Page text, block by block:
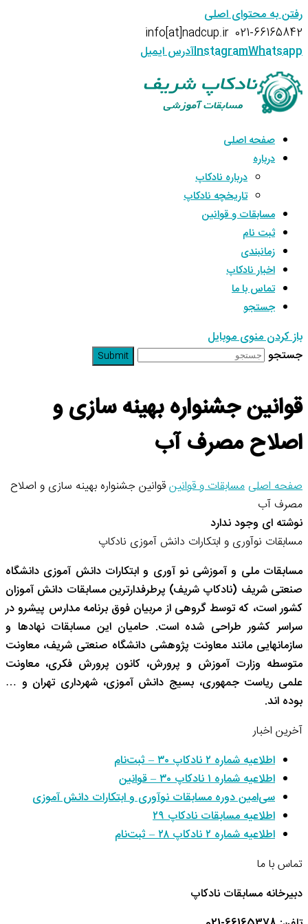
رفتن به محتوای اصلی
021-66165842
info[at]nadcup.ir
InstagramWhatsapp آدرس ایمیل
صفحه اصلی
درباره
درباره نادکاپ
تاریخچه نادکاپ
مسابقات و قوانین
ثبت نام
زمانبندی
اخبار نادکاپ
تماس با ما
جستجو
باز کردن منوی موبایل
جستجو
Submit
قوانین جشنواره بهینه سازی و
اصلاح مصرف آب
صفحه اصلی مسابقات و قوانینقوانین جشنواره بهینه سازی و اصلاح
مصرف آب
نوشته ای وجود ندارد
مسابقات نوآوری و ابتکارات دانش آموزی نادکاپ
مسابقات ملی و آموزشی نو آوری و ابتکارات دانش آموزی دانشگاه
صنعتی شریف (نادکاپ شریف) پرطرفدارترین مسابقات دانش آموزان
کشور است، که توسط گروهی از مربیان فوق برنامه مدارس پیشرو در
سراسر کشور طراحی شده است. حامیان این مسابقات نهادها و
سازمانهایی مانند معاونت پژوهشی دانشگاه صنعتی شریف، معاونت
متوسطه وزارت آموزش و پرورش، کانون پرورش فکری، معاونت
علمی ریاست جمهوری، بسیج دانش آموزی، شهرداری تهران و …
بوده اند.
آخرین اخبار
اطلاعیه شماره ۲ نادکاپ ۳۰ – ثبت‌نام
اطلاعیه شماره ۱ نادکاپ ۳۰ – قوانین
سی‌امین دوره مسابقات نوآوری و ابتکارات دانش آموزی
اطلاعیه مسابقات نادکاپ ۲۹
اطلاعیه شماره ۲ نادکاپ ۲۸ – ثبت‌نام
تماس با ما
دبیرخانه مسابقات نادکاپ